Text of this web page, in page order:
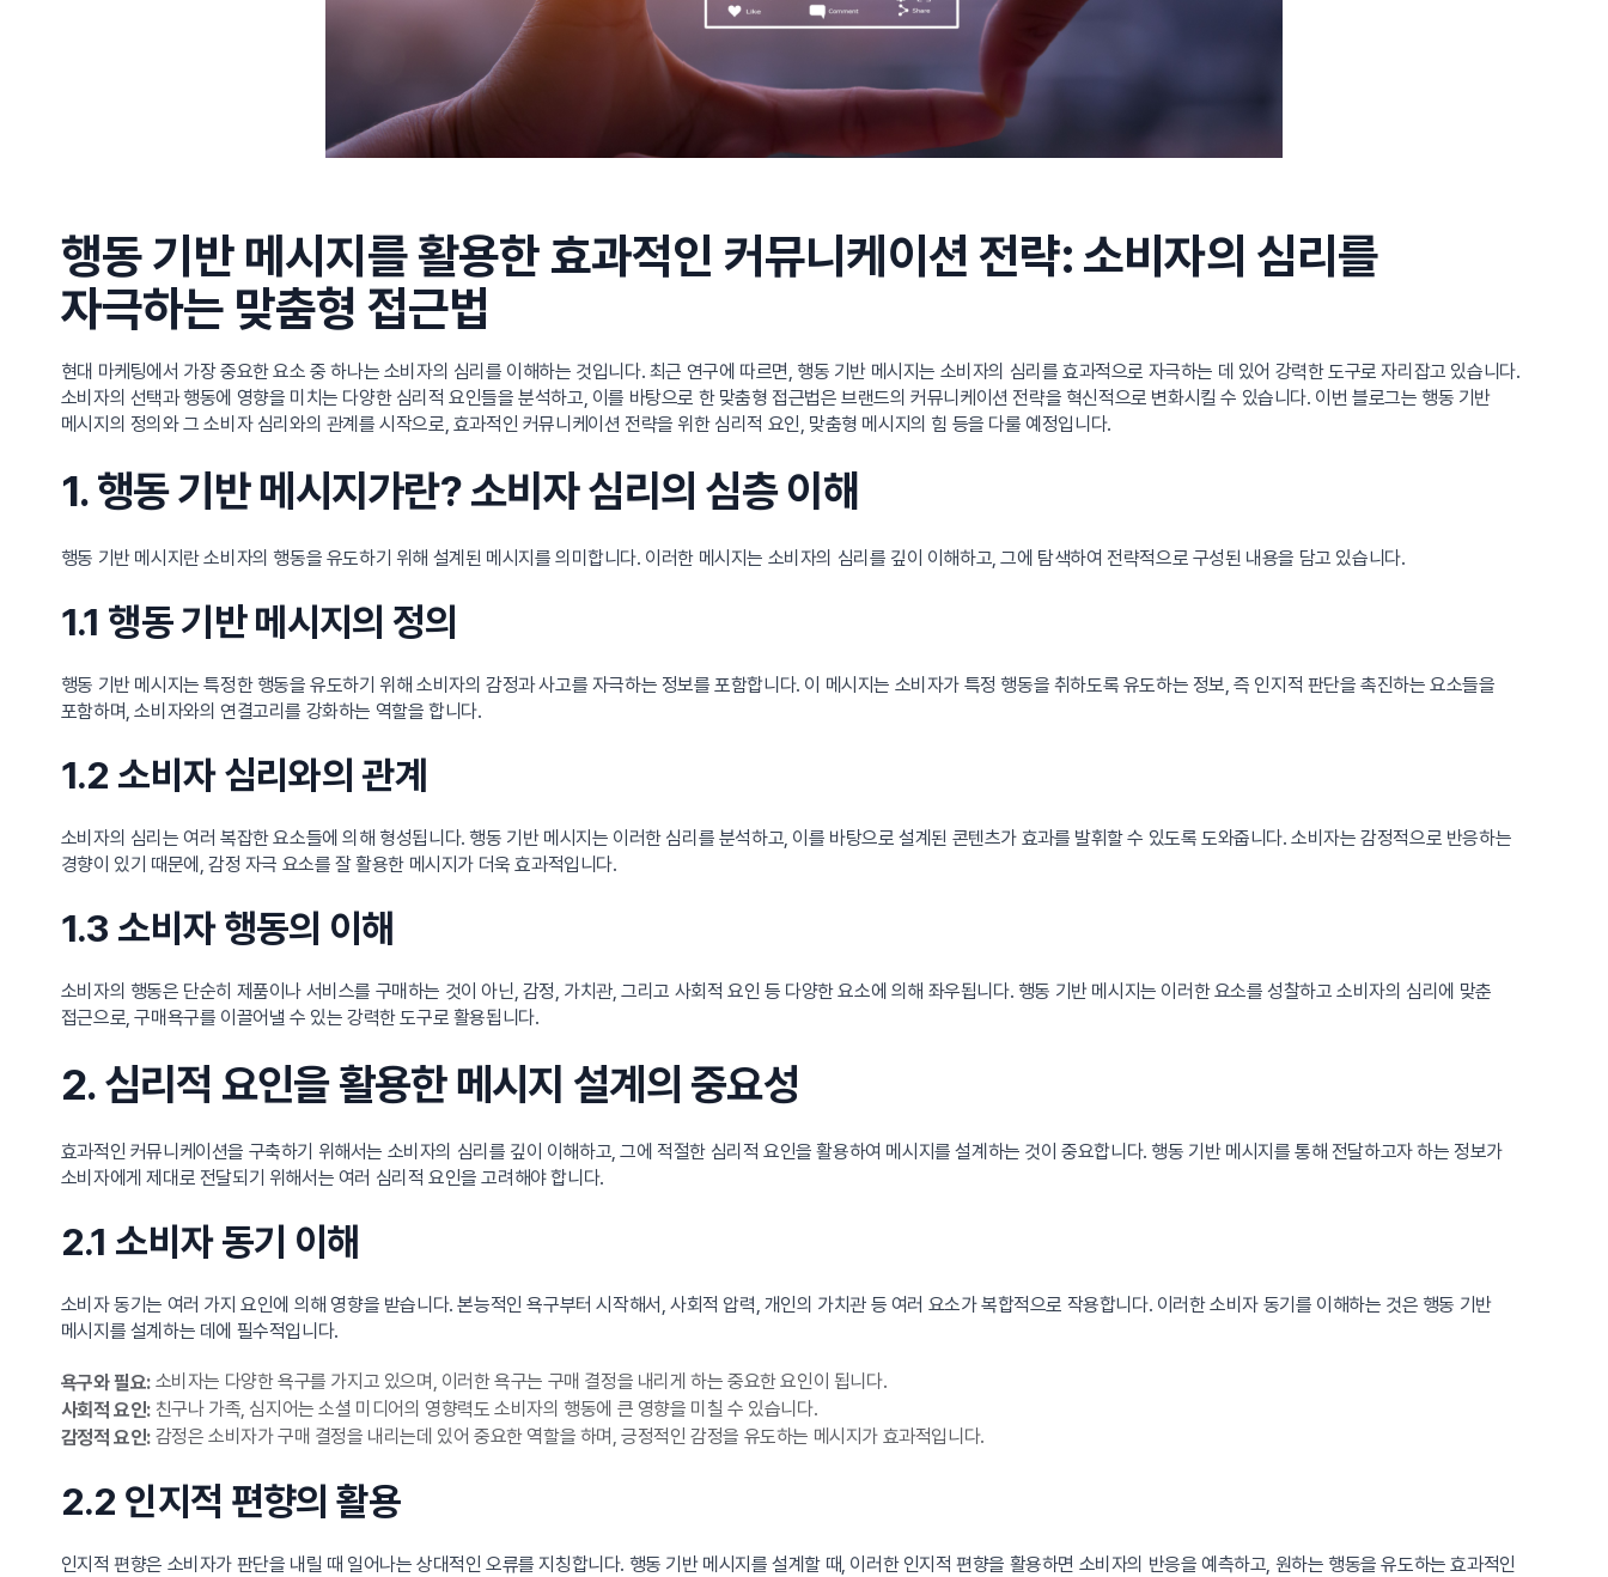
행동 기반 메시지를 활용한 효과적인 커뮤니케이션 전략: 소비자의 심리를
자극하는 맞춤형 접근법
현대 마케팅에서 가장 중요한 요소 중 하나는 소비자의 심리를 이해하는 것입니다. 최근 연구에 따르면, 행동 기반 메시지는 소비자의 심리를 효과적으로 자극하는 데 있어 강력한 도구로 자리잡고 있습니다.
소비자의 선택과 행동에 영향을 미치는 다양한 심리적 요인들을 분석하고, 이를 바탕으로 한 맞춤형 접근법은 브랜드의 커뮤니케이션 전략을 혁신적으로 변화시킬 수 있습니다. 이번 블로그는 행동 기반
메시지의 정의와 그 소비자 심리와의 관계를 시작으로, 효과적인 커뮤니케이션 전략을 위한 심리적 요인, 맞춤형 메시지의 힘 등을 다룰 예정입니다.
1. 행동 기반 메시지가란? 소비자 심리의 심층 이해
행동 기반 메시지란 소비자의 행동을 유도하기 위해 설계된 메시지를 의미합니다. 이러한 메시지는 소비자의 심리를 깊이 이해하고, 그에 탐색하여 전략적으로 구성된 내용을 담고 있습니다.
1.1 행동 기반 메시지의 정의
행동 기반 메시지는 특정한 행동을 유도하기 위해 소비자의 감정과 사고를 자극하는 정보를 포함합니다. 이 메시지는 소비자가 특정 행동을 취하도록 유도하는 정보, 즉 인지적 판단을 촉진하는 요소들을
포함하며, 소비자와의 연결고리를 강화하는 역할을 합니다.
1.2 소비자 심리와의 관계
소비자의 심리는 여러 복잡한 요소들에 의해 형성됩니다. 행동 기반 메시지는 이러한 심리를 분석하고, 이를 바탕으로 설계된 콘텐츠가 효과를 발휘할 수 있도록 도와줍니다. 소비자는 감정적으로 반응하는
경향이 있기 때문에, 감정 자극 요소를 잘 활용한 메시지가 더욱 효과적입니다.
1.3 소비자 행동의 이해
소비자의 행동은 단순히 제품이나 서비스를 구매하는 것이 아닌, 감정, 가치관, 그리고 사회적 요인 등 다양한 요소에 의해 좌우됩니다. 행동 기반 메시지는 이러한 요소를 성찰하고 소비자의 심리에 맞춘
접근으로, 구매욕구를 이끌어낼 수 있는 강력한 도구로 활용됩니다.
2. 심리적 요인을 활용한 메시지 설계의 중요성
효과적인 커뮤니케이션을 구축하기 위해서는 소비자의 심리를 깊이 이해하고, 그에 적절한 심리적 요인을 활용하여 메시지를 설계하는 것이 중요합니다. 행동 기반 메시지를 통해 전달하고자 하는 정보가
소비자에게 제대로 전달되기 위해서는 여러 심리적 요인을 고려해야 합니다.
2.1 소비자 동기 이해
소비자 동기는 여러 가지 요인에 의해 영향을 받습니다. 본능적인 욕구부터 시작해서, 사회적 압력, 개인의 가치관 등 여러 요소가 복합적으로 작용합니다. 이러한 소비자 동기를 이해하는 것은 행동 기반
메시지를 설계하는 데에 필수적입니다.
욕구와 필요:소비자는 다양한 욕구를 가지고 있으며, 이러한 욕구는 구매 결정을 내리게 하는 중요한 요인이 됩니다.
사회적 요인:친구나 가족, 심지어는 소셜 미디어의 영향력도 소비자의 행동에 큰 영향을 미칠 수 있습니다.
감정적 요인:감정은 소비자가 구매 결정을 내리는데 있어 중요한 역할을 하며, 긍정적인 감정을 유도하는 메시지가 효과적입니다.
2.2 인지적 편향의 활용
인지적 편향은 소비자가 판단을 내릴 때 일어나는 상대적인 오류를 지칭합니다. 행동 기반 메시지를 설계할 때, 이러한 인지적 편향을 활용하면 소비자의 반응을 예측하고, 원하는 행동을 유도하는 효과적인